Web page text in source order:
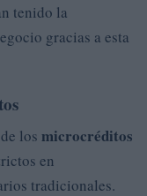
tenido la
gracias a esta
los microcréditos
en
tradicionales.